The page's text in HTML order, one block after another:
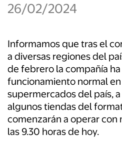
26/02/2024
Informamos que tras el
a diversas regiones del
de febrero la compañía
funcionamiento normal
supermercados del país,
algunos tiendas del
comenzarán a operar con
las 9.30 horas de hoy.